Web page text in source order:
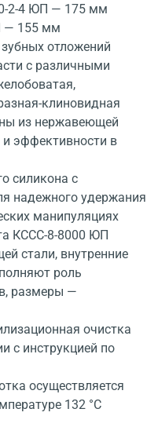
2-4 ЮП — 175 мм
— 155 мм
отложений
с различными
клиновидная
из нержавеющей
и эффективности в
силикона с
надежного удержания
манипуляциях
КССС-8-8000 ЮП
стали, внутренние
роль
размеры —
очистка
с инструкцией по
осуществляется
132 °С